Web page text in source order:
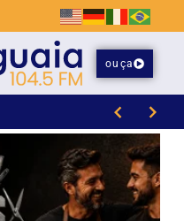
ouça